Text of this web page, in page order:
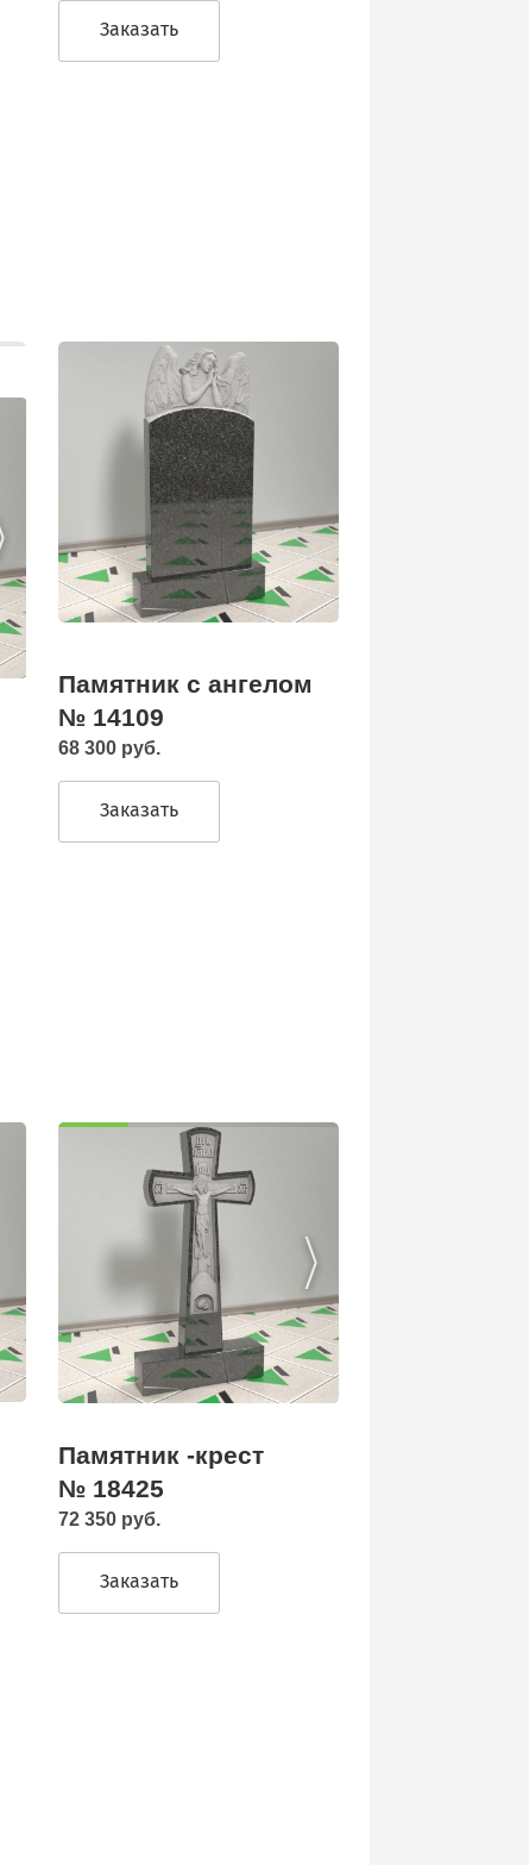
Заказать
Памятник с ангелом
№ 14109
68 300 руб.
Заказать
Памятник -крест
№ 18425
72 350 руб.
Заказать